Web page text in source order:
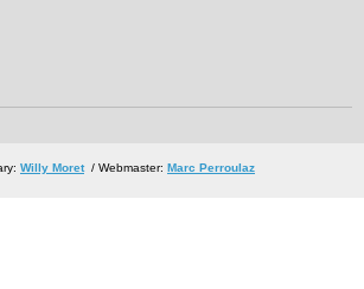
Willy Moret/ Webmaster: Marc Perroulaz